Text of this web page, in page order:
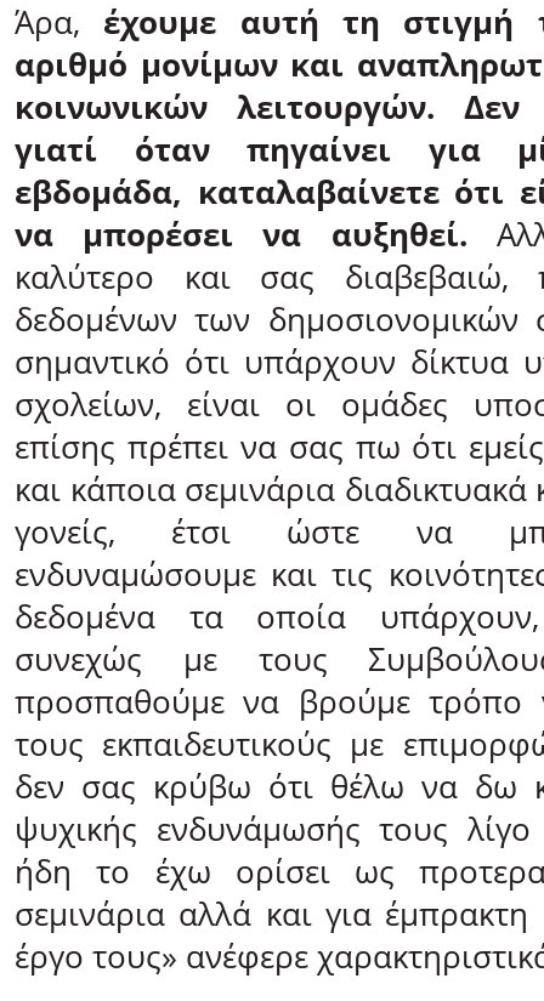
Άρα, έχουμε αυτή τη στιγμή
αριθμό μονίμων και
κοινωνικών λειτουργών. Δεν
γιατί όταν πηγαίνει για
εβδομάδα, καταλαβαίνετε ότι
να μπορέσει να αυξηθεί.
καλύτερο και σας διαβεβαιώ,
δεδομένων των δημοσιονομικών
σημαντικό ότι υπάρχουν δίκτυα
σχολείων, είναι οι ομάδες
επίσης πρέπει να σας πω ότι
και κάποια σεμινάρια
γονείς, έτσι ώστε να
ενδυναμώσουμε και τις
δεδομένα τα οποία
συνεχώς με τους
προσπαθούμε να βρούμε τρόπο
τους εκπαιδευτικούς με
δεν σας κρύβω ότι θέλω να δω
ψυχικής ενδυνάμωσής τους
ήδη το έχω ορίσει ως
σεμινάρια αλλά και για
έργο τους» ανέφερε